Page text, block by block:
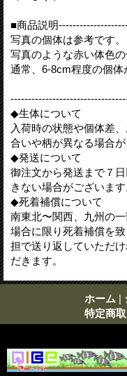
■商品説明
写真の個体は参考です。
写真のような赤い体色の
通常、6-8cm程度の個体
◆生体について
入荷時の状態や個体差
合いや柄が異なる場合
◆発送について
御注文から発送まで７
きない場合がございます
◆死着補償について
南東北〜関西、九州の
場合に限り死着補償を
担で送り返していただ
だきます。
ホーム |
特定商